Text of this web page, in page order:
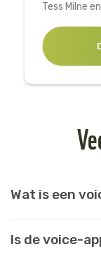
Tess Milne
Wat is een
Een voice-app is
Assistant. Door
Is de voice-